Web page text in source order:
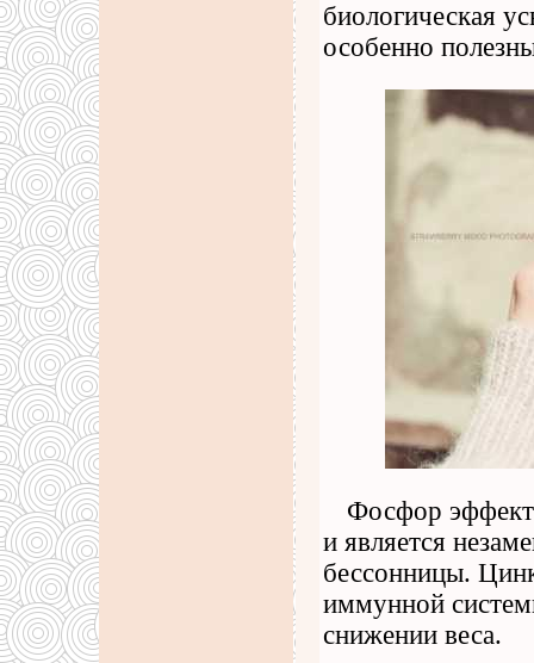
биологическая
особенно
Фосфор
и является
бессонницы.
иммунной
снижении веса.